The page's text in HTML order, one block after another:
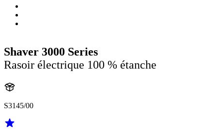
Shaver 3000 Series
Rasoir électrique 100 % étanche
S3145/00